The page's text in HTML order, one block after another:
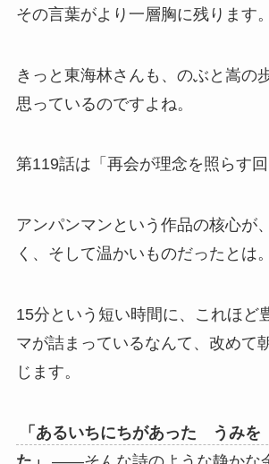
その言葉がより一層胸に残ります。
きっと東海林さんも、のぶと嵩の
思っているのですよね。
第119話は「再会が理念を照らす回
アンパンマンという作品の核心が
く、そして温かいものだったとは。
15分という短い時間に、これほど
マが詰まっているなんて、改めて
じます。
「あるいちにちがあった うみ